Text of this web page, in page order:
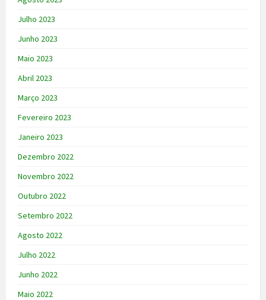
Julho 2023
Junho 2023
Maio 2023
Abril 2023
Março 2023
Fevereiro 2023
Janeiro 2023
Dezembro 2022
Novembro 2022
Outubro 2022
Setembro 2022
Agosto 2022
Julho 2022
Junho 2022
Maio 2022